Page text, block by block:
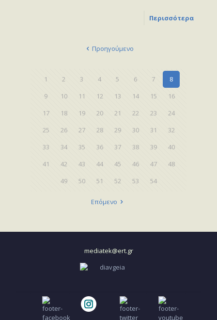
Περισσότερα
Προηγούμενο
1 2 3 4 5 6 7
8
9
10 11 12 13 14 15
16
17
18 19 20 21 22 23
24
25
26 27 28 29 30 31
32
33
34 35 36 37 38 39
40
41
42 43 44 45 46 47
48
49
50 51 52 53 54
Επόμενο
mediatek@ert.gr